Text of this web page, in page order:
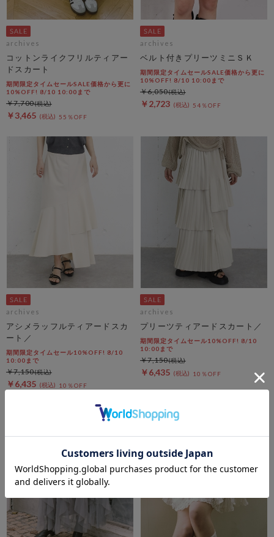
archives
コットンライクフリルティアー
ドスカート
期間限定タイムセールSALE価格から更に
10%OFF! 8/10 10:00まで
￥3,465 55％OFF
￥7,700
archives
ベルト付きプリーツミニＳＫ
期間限定タイムセールSALE価格から更に
10%OFF! 8/10 10:00まで
￥2,723 54％OFF
￥6,050
archives
アシメラッフルティアードスカ
ート／
期間限定タイムセール10%OFF! 8/10
10:00まで
￥6,435 10％OFF
￥7,150
archives
プリーツティアードスカート／
期間限定タイムセール10%OFF! 8/10
10:00まで
￥6,435 10％OFF
￥7,150